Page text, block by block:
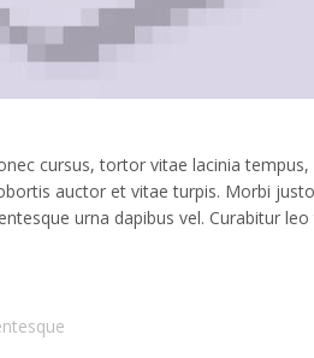
cursus, tortor vitae lacinia
auctor et vitae turpis. Morbi
urna dapibus vel. Curabitur